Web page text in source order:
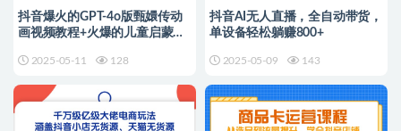
抖音爆火的GPT-4o版甄嬛传动
画视频教程+火爆的儿童启蒙古
2025-05-11 128
抖音AI无人直播，全自动带货，
单设备轻松躺赚800+
2025-05-09 143